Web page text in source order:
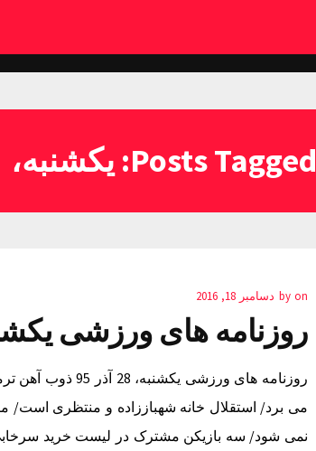
Posts Tagged: یکشنبه،
by on دسامبر 18, 2016
روزنامه های ورزشی یکشنبه، 28
روزنامه های
می برد/ استقلال خانه شهباززاده و منتظری است/
نمی شود/ سه بازیکن مشترک در لیست خرید سرخابی ها